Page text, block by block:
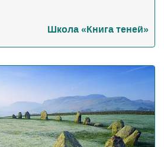
Школа «Книга теней»